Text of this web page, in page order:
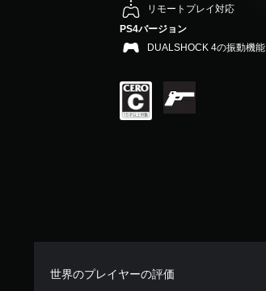
5
段
中
4
7
リモートプレイ対応
PS4バージョン
DUALSHOCK 4の振動機能
世界のプレイヤーの評価